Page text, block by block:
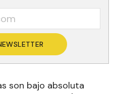
en tu email